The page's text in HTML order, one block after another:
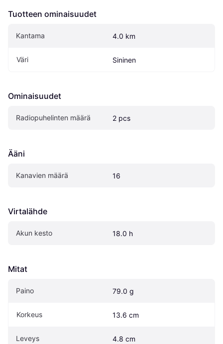
Tuotteen ominaisuudet
Kantama 4.0 km
Väri Sininen
Ominaisuudet
Radiopuhelinten määrä 2 pcs
Ääni
Kanavien määrä 16
Virtalähde
Akun kesto 18.0 h
Mitat
Paino 79.0 g
Korkeus 13.6 cm
Leveys 4.8 cm